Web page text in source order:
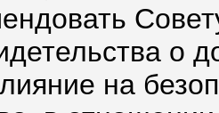
о
на